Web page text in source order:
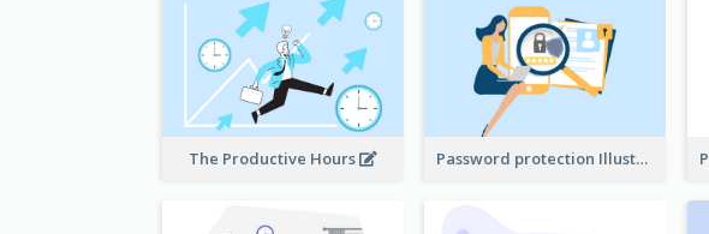
The Productive Hours Password protection Illustration 2